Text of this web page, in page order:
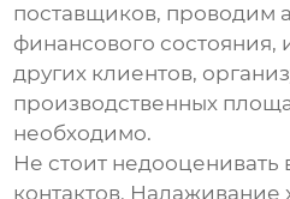
поставщиков, проводим
финансового состояния,
других клиентов,
производственных
необходимо.
Не стоит недооценивать
контактов.